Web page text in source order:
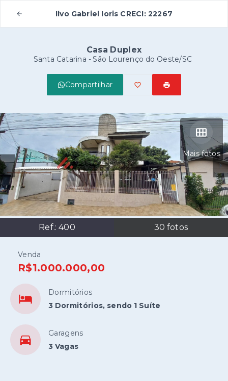
Ilvo Gabriel Ioris CRECI: 22267
Casa Duplex
Santa Catarina - São Lourenço do Oeste/SC
Compartilhar
Mais fotos
Ref.:400 30 fotos
Venda
R$1.000.000,00
Dormitórios
3 Dormitórios, sendo 1 Suíte
Garagens
3 Vagas